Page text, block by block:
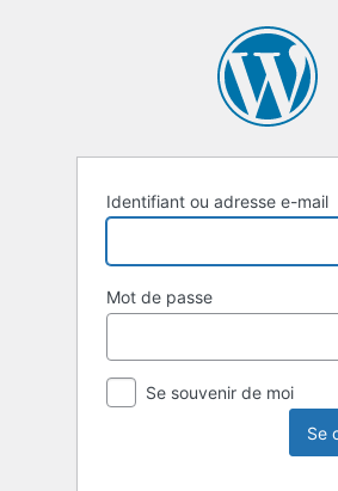
Identifiant ou adresse e-mail
Mot de passe
Se souvenir de moi